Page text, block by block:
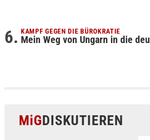
KAMPF GEGEN DIE BÜROKRATIE
Mein Weg von Ungarn in die
MiGDISKUTIEREN